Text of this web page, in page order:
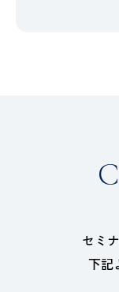
セミ
下記